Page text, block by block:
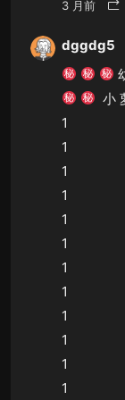
3 月前
dggdg5
小
1
1
1
1
1
1
1
1
1
1
1
1